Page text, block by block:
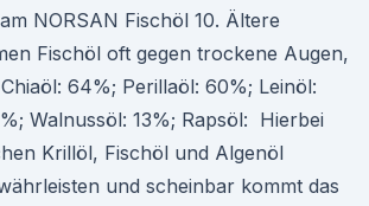
NORSAN Fischöl 10. Ältere
Fischöl oft gegen trockene Augen,
64%; Perillaöl: 60%; Leinöl:
Walnussöl: 13%; Rapsöl: Hierbei
Krillöl, Fischöl und Algenöl
und scheinbar kommt das